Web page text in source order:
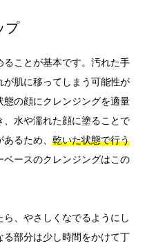
プ
ることが基本です。汚れた手
肌に移ってしまう可能性が
の顔にクレンジングを適量
水や濡れた顔に塗ることで
るため、 乾いた状態で行う
ベースのクレンジングはこの
、やさしくなでるようにし
部分は少し時間をかけて丁